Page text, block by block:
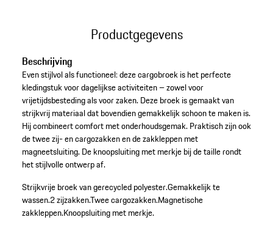
Productgegevens
Beschrijving
Even stijlvol als functioneel: deze cargobroek is het perfecte
kledingstuk voor dagelijkse activiteiten – zowel voor
vrijetijdsbesteding als voor zaken. Deze broek is gemaakt van
strijkvrij materiaal dat bovendien gemakkelijk schoon te maken is.
Hij combineert comfort met onderhoudsgemak. Praktisch zijn ook
de twee zij- en cargozakken en de zakkleppen met
magneetsluiting. De knoopsluiting met merkje bij de taille rondt
het stijlvolle ontwerp af.
Strijkvrije broek van gerecycled polyester.Gemakkelijk te
wassen.2 zijzakken.Twee cargozakken.Magnetische
zakkleppen.Knoopsluiting met merkje.